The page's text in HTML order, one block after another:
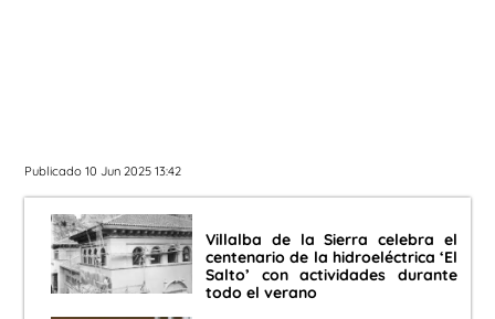
Publicado 10 Jun 2025 13:42
Villalba de la Sierra celebra el
centenario de la hidroeléctrica ‘El
Salto’ con actividades durante
todo el verano